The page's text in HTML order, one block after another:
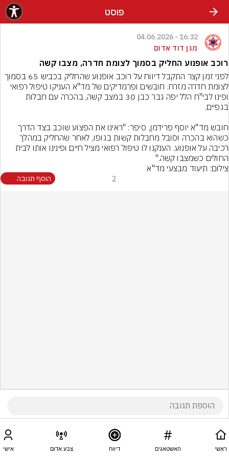
פוסט
16:32 - 04.06.2026
מגן דוד אדום
רוכב אופנוע החליק בסמוך לצומת חדרה, מצבו קשה
חובש מד"א יוסף פרידמן, סיפר: "ראינו את הפצוע שוכב בצד הדרך
כשהוא בהכרה וסובל מחבלות קשות בגופו, לאחר שהחליק במהלך
החולים כשמצבו קשה."
צילום: תיעוד מבצעי מד"א
2 הוסף תגובה
ראשי האשטאגים דיווח צבע אדום אישי